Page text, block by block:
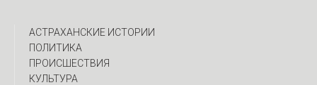
АСТРАХАНСКИЕ ИСТОРИИ
ПОЛИТИКА
ПРОИСШЕСТВИЯ
КУЛЬТУРА